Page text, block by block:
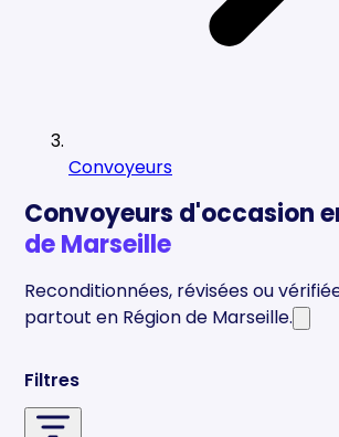
Convoyeurs
Convoyeurs d'occasion
de Marseille
Reconditionnées, révisées ou
partout en Région de Marseille.
Qu'est-ce qu'un convoyeur
30 à 70 % moins cher que le neuf.
Filtres